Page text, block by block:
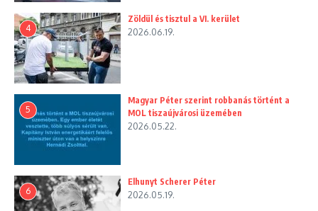
4
Zöldül és tisztul a VI. kerület
2026.06.19.
5
Magyar Péter szerint robbanás történt a
MOL tiszaújvárosi üzemében
2026.05.22.
6
Elhunyt Scherer Péter
2026.05.19.